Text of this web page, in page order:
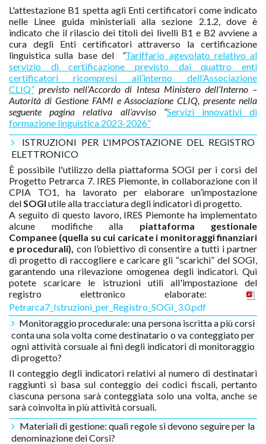
L'attestazione B1 spetta agli Enti certificatori come indicato
nelle Linee guida ministeriali alla sezione 2.1.2, dove è
indicato che il rilascio dei titoli dei livelli B1 e B2 avviene a
cura degli Enti certificatori attraverso la certificazione
linguistica sulla base del
“Tariffario agevolato relativo al
servizio di certificazione previsto dai quattro enti
certificatori ricompresi all’interno dell’Associazione
CLIQ” previsto nell’Accordo di Intesa Ministero dell’Interno –
Autorità di Gestione FAMI e Associazione CLIQ, presente nella
seguente pagina relativa all’avviso “Servizi innovativi di
formazione linguistica 2023-2026”
ISTRUZIONI PER L'IMPOSTAZIONE DEL REGISTRO
ELETTRONICO
È possibile l'utilizzo della piattaforma SOGI per i corsi del
Progetto Petrarca 7. IRES Piemonte, in collaborazione con il
CPIA TO1, ha lavorato per elaborare un’impostazione
delSOGI utile alla tracciatura degli indicatori di progetto.
A seguito di questo lavoro, IRES Piemonte ha implementato
alcune modifiche alla piattaforma gestionale
Companee (quella su cui caricate i monitoraggi finanziari
e procedurali), con l’obiettivo di consentire a tutti i partner
di progetto di raccogliere e caricare gli “scarichi” del SOGI,
garantendo una rilevazione omogenea degli indicatori. Qui
potete scaricare le istruzioni utili all'impostazione del
registro elettronico elaborate:
Petrarca7_Istruzioni_per_Registro_SOGI_3.0.pdf
Monitoraggio procedurale: una persona iscritta a più corsi
conta una sola volta come destinatario o va conteggiato per
ogni attività corsuale ai fini degli indicatori di monitoraggio
di progetto?
Il conteggio degli indicatori relativi al numero di destinatari
raggiunti si basa sul conteggio dei codici fiscali, pertanto
ciascuna persona sarà conteggiata solo una volta, anche se
sarà coinvolta in più attività corsuali.
Materiali di gestione: quali regole si devono seguire per la
denominazione dei Corsi?